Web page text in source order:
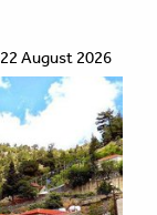
22 August 2026